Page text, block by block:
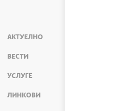
АКТУЕЛНО
ВЕСТИ
УСЛУГЕ
ЛИНКОВИ